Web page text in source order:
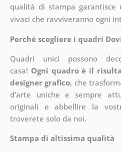
qualità di stampa garantisce
vivaci che ravviveranno ogni
Perché scegliere i quadri
Quadri unici possono
casa! Ogni quadro è il
designer grafico, che
d'arte uniche e sempre
originali e abbellire la
troverete solo da noi.
Stampa di altissima qualità